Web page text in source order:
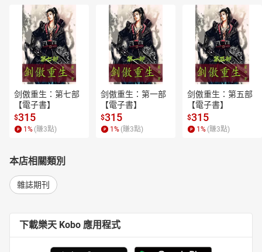
剑傲重生：第七部
【電子書】
$315
1 % (賺3點)
剑傲重生：第一部
【電子書】
$315
1 % (賺3點)
剑傲重生：第五部
【電子書】
$315
1 % (賺3點)
本店相關類別
雜誌期刊
下載樂天 Kobo 應用程式